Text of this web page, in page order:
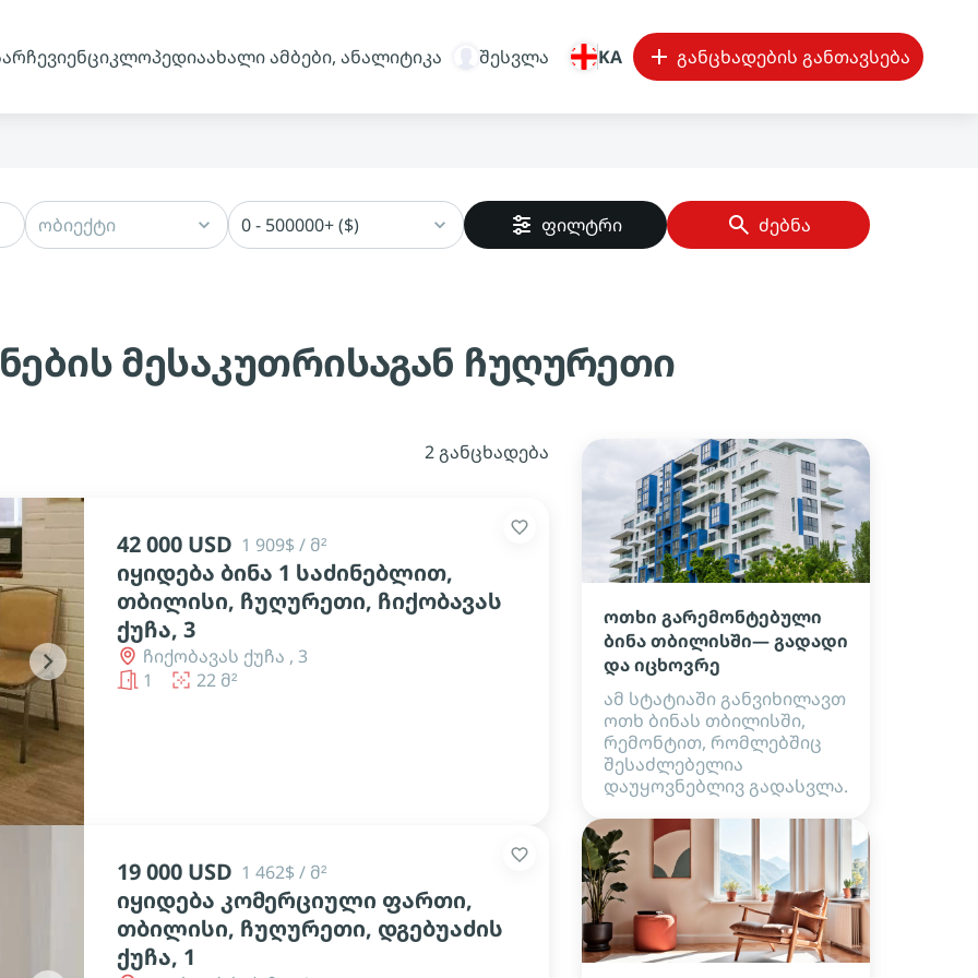
ენციკლოპედიაახალი ამბები, ანალიტიკა შესვლა KA განცხადების განთავსება
ობიექტი 0 - 500000+ ($) ფილტრი ძებნა
მესაკუთრისაგან ჩუღურეთი
2 განცხადება
chevron_right
42 000 USD 1 909$ / მ²
იყიდება ბინა 1 საძინებლით,
თბილისი, ჩუღურეთი, ჩიქობავას
ქუჩა, 3
ჩიქობავას ქუჩა , 3
1
22 მ²
19 000 USD 1 462$ / მ²
იყიდება კომერციული ფართი,
თბილისი, ჩუღურეთი, დგებუაძის
ქუჩა, 1
ოთხი გარემონტებული
ბინა თბილისში— გადადი
და იცხოვრე
ამ სტატიაში განვიხილავთ
ოთხ ბინას თბილისში,
რემონტით, რომლებშიც
შესაძლებელია
დაუყოვნებლივ გადასვლა.